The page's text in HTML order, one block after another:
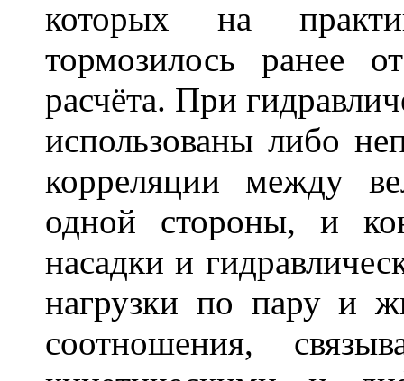
которых на
тормозилось ранее
расчёта. При
использованы либо
корреляции между
одной стороны, и
насадки и
нагрузки по пару и
соотношения,